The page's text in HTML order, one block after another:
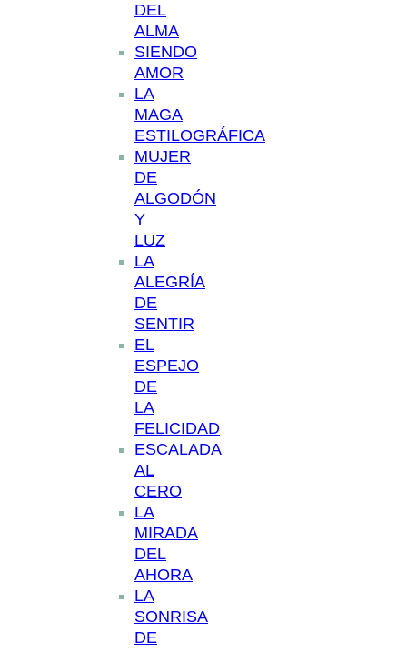
DEL
ALMA
SIENDO
AMOR
LA
MAGA
ESTILOGRÁFICA
MUJER
DE
ALGODÓN
Y
LUZ
LA
ALEGRÍA
DE
SENTIR
EL
ESPEJO
DE
LA
FELICIDAD
ESCALADA
AL
CERO
LA
MIRADA
DEL
AHORA
LA
SONRISA
DE